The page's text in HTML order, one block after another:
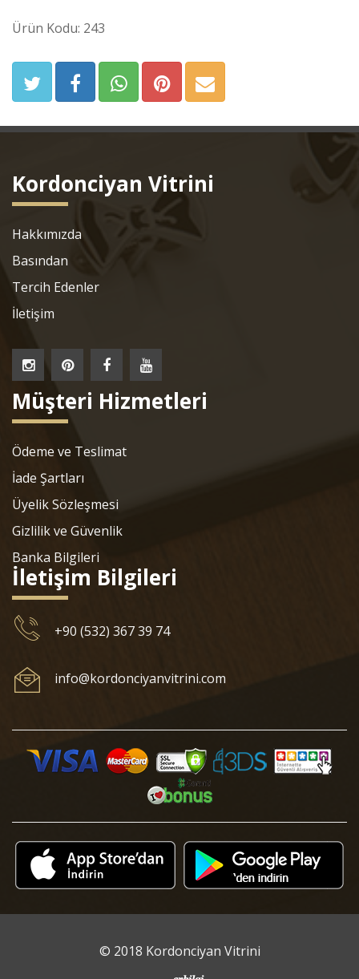
Ürün Kodu: 243
Kordonciyan Vitrini
Hakkımızda
Basından
Tercih Edenler
İletişim
Müşteri Hizmetleri
Ödeme ve Teslimat
İade Şartları
Üyelik Sözleşmesi
Gizlilik ve Güvenlik
Banka Bilgileri
İletişim Bilgileri
+90 (532) 367 39 74
info@kordonciyanvitrini.com
© 2018 Kordonciyan Vitrini